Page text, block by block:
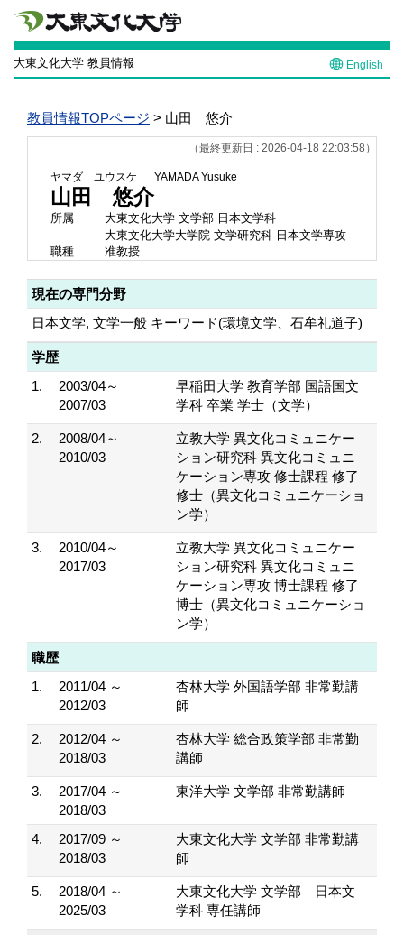
大東文化大学 教員情報 English
教員情報TOPページ > 山田 悠介
（最終更新日 : 2026-04-18 22:03:58）
ヤマダ ユウスケ YAMADA Yusuke
山田 悠介
所属
大東文化大学 文学部 日本文学科
大東文化大学大学院 文学研究科 日本文学専攻
職種
准教授
現在の専門分野
日本文学, 文学一般 キーワード(環境文学、石牟礼道子)
学歴
1.
2003/04～
2007/03
早稲田大学 教育学部 国語国文
学科 卒業 学士（文学）
2.
2008/04～
2010/03
立教大学 異文化コミュニケー
ション研究科 異文化コミュニ
ケーション専攻 修士課程 修了
修士（異文化コミュニケーショ
ン学）
3.
2010/04～
2017/03
立教大学 異文化コミュニケー
ション研究科 異文化コミュニ
ケーション専攻 博士課程 修了
博士（異文化コミュニケーショ
ン学）
職歴
1.
2011/04 ～
2012/03
杏林大学 外国語学部 非常勤講
師
2.
2012/04 ～
2018/03
杏林大学 総合政策学部 非常勤
講師
3.
2017/04 ～
2018/03
東洋大学 文学部 非常勤講師
4.
2017/09 ～
2018/03
大東文化大学 文学部 非常勤講
師
5.
2018/04 ～
2025/03
大東文化大学 文学部 日本文
学科 専任講師